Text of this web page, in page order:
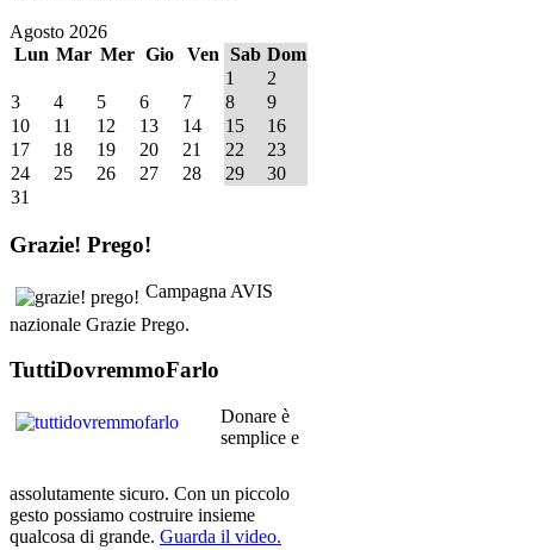
Agosto 2026
Lun Mar Mer Gio Ven Sab Dom
1
2
3
4 5 6 7 8
9
10
11 12 13 14 15
16
17
18 19 20 21 22
23
24
25 26 27 28 29
30
31
Grazie! Prego!
Campagna AVIS
nazionale Grazie Prego.
TuttiDovremmoFarlo
Donare è
semplice e
assolutamente sicuro. Con un piccolo
gesto possiamo costruire insieme
qualcosa di grande. Guarda il video.